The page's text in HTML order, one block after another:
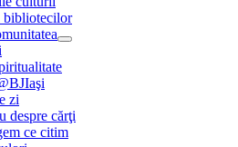
bibliotecilor
zi
despre cărţi
ce citim